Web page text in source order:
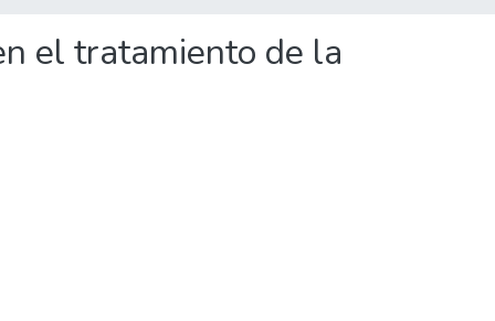
el tratamiento de la